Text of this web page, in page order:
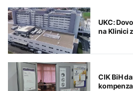
UKC:
na Klinici
CIK BiH